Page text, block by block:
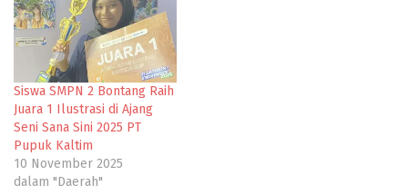
Siswa SMPN 2 Bontang Raih
Juara 1 Ilustrasi di Ajang
Seni Sana Sini 2025 PT
Pupuk Kaltim
10 November 2025
dalam "Daerah"